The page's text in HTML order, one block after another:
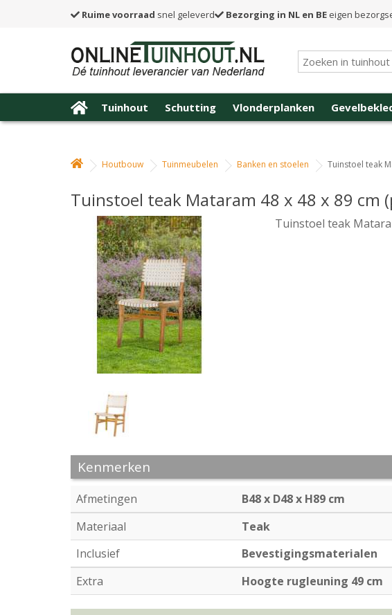
Ruime voorraad snel geleverd Bezorging in NL en BE eigen
Tuinhout Schutting Vlonderplanken
Houtbouw Tuinmeubelen Banken en stoelen Tuinstoel teak
Tuinstoel teak Mataram 48 x 48 x 89 cm
Tuinstoel teak
Kenmerken
Afmetingen
B48 x D48 x H89 cm
Materiaal
Teak
Inclusief
Bevestigingsmaterialen
Extra
Hoogte rugleuning 49 cm